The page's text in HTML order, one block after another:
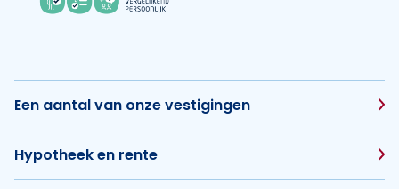
Een aantal van onze vestigingen
Hypotheek en rente